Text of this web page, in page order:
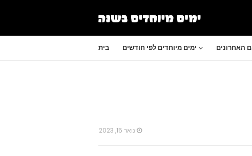
בית ימים מיוחדים לפי חודשים האחרונים
ינואר 15, 2023